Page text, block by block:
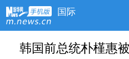
国际
韩国前总统朴槿惠